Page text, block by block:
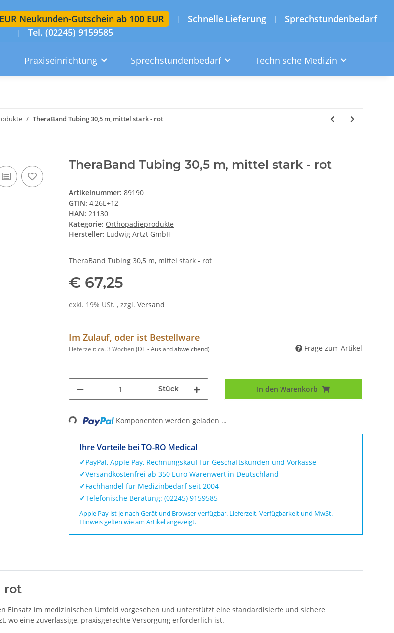
Neukunden-Gutschein ab 100 EUR | Schnelle Lieferung | Sprechstundenbedarf
| Tel. (02245) 9159585
Praxiseinrichtung Sprechstundenbedarf Technische Medizin
Konto
Wunschzettel Warenkorb
TheraBand Tubing 30,5 m, mittel stark - rot
TheraBand Tubing 30,5 m, mittel stark - rot
Artikelnummer: 89190
GTIN: 4,26E+12
HAN: 21130
Kategorie: Orthopädieprodukte
Hersteller: Ludwig Artzt GmbH
TheraBand Tubing 30,5 m, mittel stark - rot
€ 67,25
exkl. 19% USt. , zzgl. Versand
Im Zulauf, oder ist Bestellware
Lieferzeit:ca. 3 Wochen(DE - Ausland abweichend) Frage zum Artikel
Stück In den Warenkorb
Loading... Komponenten werden geladen ...
Ihre Vorteile bei TO-RO Medical
✓PayPal, Apple Pay, Rechnungskauf für Geschäftskunden und Vorkasse
✓Versandkostenfrei ab 350 Euro Warenwert in Deutschland
✓Fachhandel für Medizinbedarf seit 2004
✓Telefonische Beratung: (02245) 9159585
Apple Pay ist je nach Gerät und Browser verfügbar. Lieferzeit, Verfügbarkeit und MwSt.-
Hinweis gelten wie am Artikel angezeigt.
rot
Einsatz im medizinischen Umfeld vorgesehen und unterstützt eine standardisierte und sichere
wo eine zuverlässige, praxisgerechte Versorgung erforderlich ist.